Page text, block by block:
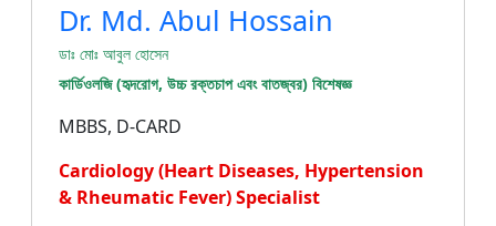
Dr. Md. Abul Hossain
ডাঃ মোঃ আবুল হোসেন
কার্ডিওলজি (হৃদরোগ, উচ্চ রক্তচাপ এবং বাতজ্বর) বিশেষজ্ঞ
MBBS, D-CARD
Cardiology (Heart Diseases, Hypertension
& Rheumatic Fever) Specialist